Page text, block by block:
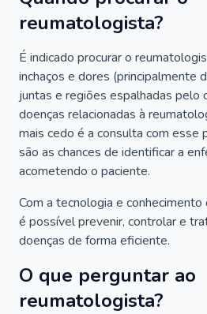
reumatologista?
É indicado procurar o
inchaços e dores (principalmente
juntas e regiões espalhadas pelo
doenças relacionadas à
mais cedo é a consulta com esse
são as chances de identificar a
acometendo o paciente.
Com a tecnologia e
é possível prevenir, controlar e
doenças de forma eficiente.
O que perguntar ao
reumatologista?